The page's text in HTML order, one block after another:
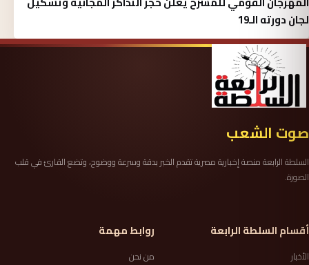
لجان دورته الـ19
صوت الشعب
السلطة الرابعة منصة إخبارية مصرية تقدم الخبر بدقة وسرعة ووضوح، وتضع القارئ في قلب
الصورة.
أقسام السلطة الرابعة
الأخبار
روابط مهمة
من نحن